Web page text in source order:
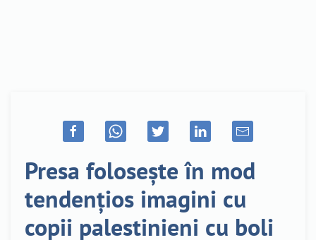
Presa folosește în mod
tendențios imagini cu
copii palestinieni cu boli